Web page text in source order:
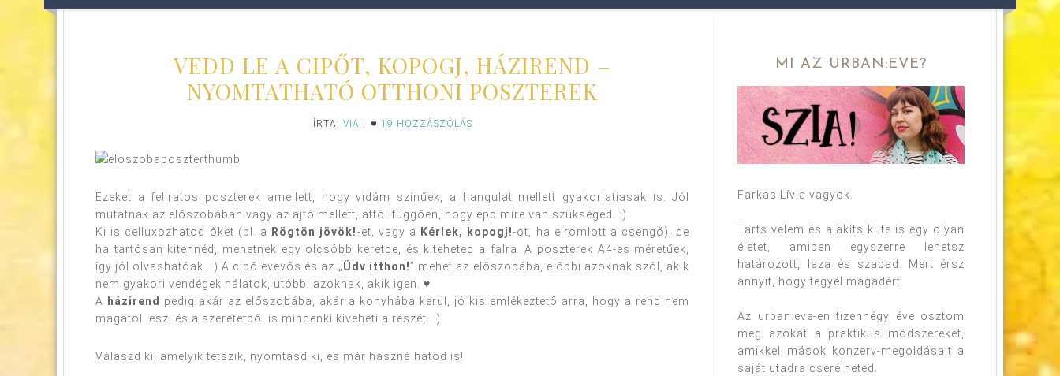
VEDD LE A CIPŐT, KOPOGJ, HÁZIREND –
NYOMTATHATÓ OTTHONI POSZTEREK
ÍRTA: VIA 19 HOZZÁSZÓLÁS
Ezeket a feliratos poszterek amellett, hogy vidám színűek, a hangulat mellett gyakorlatiasak is. Jól
mutatnak az előszobában vagy az ajtó mellett, attól függően, hogy épp mire van szükséged. :)
Ki is celluxozhatod őket (pl. a
Rögtön jövök!-et, vagy a Kérlek, kopogj!-ot, ha elromlott a csengő), de
ha tartósan kitennéd, mehetnek egy olcsóbb keretbe, és kiteheted a falra. A poszterek A4-es méretűek,
így jól olvashatóak. :) A cipőlevevős és az „Üdv itthon!” mehet az előszobába, előbbi azoknak szól, akik
nem gyakori vendégek nálatok, utóbbi azoknak, akik igen. ♥
A
házirend
pedig akár az előszobába, akár a konyhába kerül, jó kis emlékeztető arra, hogy a rend nem
magától lesz, és a szeretetből is mindenki kiveheti a részét. :)
Válaszd ki, amelyik tetszik, nyomtasd ki, és már használhatod is!
MI AZ URBAN:EVE?
Farkas Lívia vagyok.
Tarts velem és alakíts ki te is egy olyan
életet, amiben egyszerre lehetsz
határozott, laza és szabad. Mert érsz
annyit, hogy tegyél magadért.
Az urban:eve-en tizennégy éve osztom
meg azokat a praktikus módszereket,
amikkel mások konzerv-megoldásait a
saját utadra cserélheted.